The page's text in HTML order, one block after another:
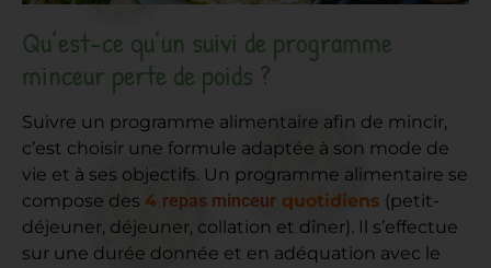
Qu’est-ce qu’un suivi de programme
minceur perte de poids ?
Suivre un programme alimentaire afin de mincir,
c’est choisir une formule adaptée à son mode de
vie et à ses objectifs. Un programme alimentaire se
compose des 4 repas minceur quotidiens (petit-
déjeuner, déjeuner, collation et dîner). Il s’effectue
sur une durée donnée et en adéquation avec le